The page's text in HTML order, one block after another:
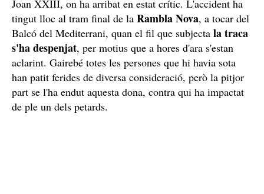
Joan XXIII, on ha arribat en estat crític. L'accident ha
tingut lloc al tram final de la Rambla Nova, a tocar del
Balcó del Mediterrani, quan el fil que subjecta la traca
s'ha despenjat, per motius que a hores d'ara s'estan
aclarint. Gairebé totes les persones que hi havia sota
han patit ferides de diversa consideració, però la pitjor
part se l'ha endut aquesta dona, contra qui ha impactat
de ple un dels petards.